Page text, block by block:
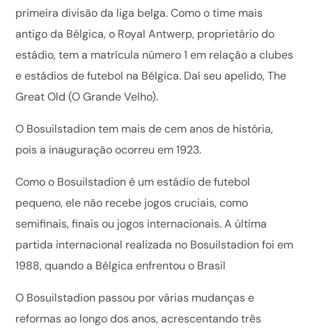
primeira divisão da liga belga. Como o time mais
antigo da Bélgica, o Royal Antwerp, proprietário do
estádio, tem a matrícula número 1 em relação a clubes
e estádios de futebol na Bélgica. Daí seu apelido, The
Great Old (O Grande Velho).
O Bosuilstadion tem mais de cem anos de história,
pois a inauguração ocorreu em 1923.
Como o Bosuilstadion é um estádio de futebol
pequeno, ele não recebe jogos cruciais, como
semifinais, finais ou jogos internacionais. A última
partida internacional realizada no Bosuilstadion foi em
1988, quando a Bélgica enfrentou o Brasil
O Bosuilstadion passou por várias mudanças e
reformas ao longo dos anos, acrescentando três